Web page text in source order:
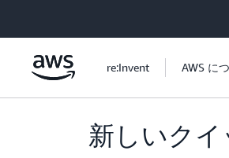
re:Invent AWS に
新しいク